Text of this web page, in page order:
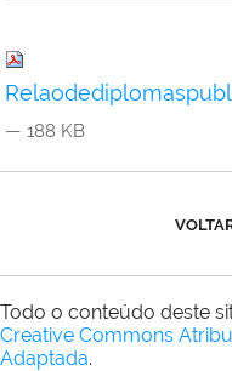
— 188 KB
Todo o conteúdo deste
Creative Commons
Adaptada.